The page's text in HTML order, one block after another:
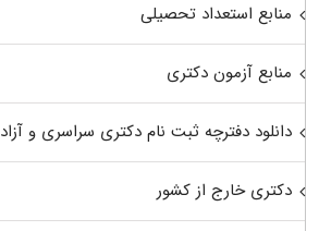
منابع استعداد تحصیلی
منابع آزمون دکتری
دانلود دفترچه ثبت نام دکتری سراسری و آزاد
دکتری خارج از کشور